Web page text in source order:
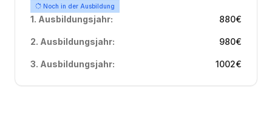
Noch in der Ausbildung
1. Ausbildungsjahr: 880€
2. Ausbildungsjahr: 980€
3. Ausbildungsjahr: 1002€